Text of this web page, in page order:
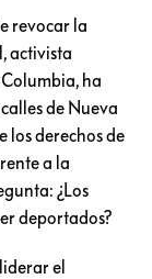
revocar la
activista
ha
de Nueva
los derechos de
a la
¿Los
deportados?
el